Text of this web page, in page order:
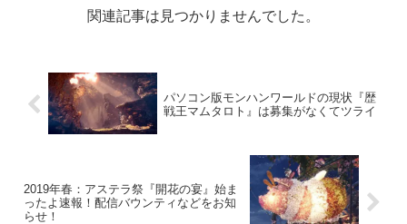
関連記事は見つかりませんでした。
パソコン版モンハンワールドの現状『歴
戦王マムタロト』は募集がなくてツライ
2019年春：アステラ祭『開花の宴』始ま
ったよ速報！配信バウンティなどをお知
らせ！